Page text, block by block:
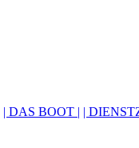
| DAS BOOT | |